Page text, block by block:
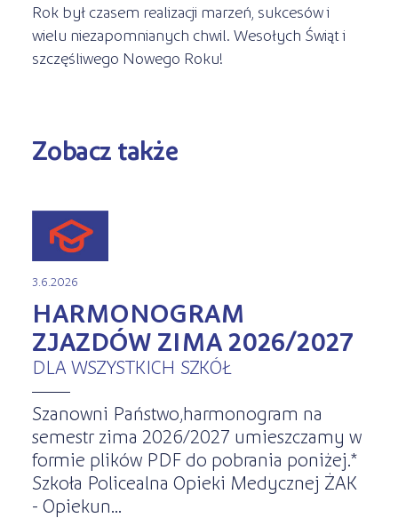
Rok był czasem realizacji marzeń, sukcesów i
wielu niezapomnianych chwil. Wesołych Świąt i
szczęśliwego Nowego Roku!
Zobacz także
3.6.2026
HARMONOGRAM
ZJAZDÓW ZIMA 2026/2027
DLA WSZYSTKICH SZKÓŁ
Szanowni Państwo,harmonogram na
semestr zima 2026/2027 umieszczamy w
formie plików PDF do pobrania poniżej.*
Szkoła Policealna Opieki Medycznej ŻAK
- Opiekun...